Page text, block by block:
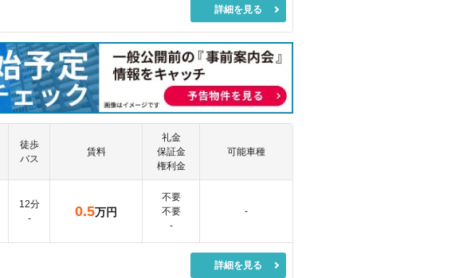
詳細を見る
徒歩
バス
賃料
礼金
保証金
権利金
可能車種
12分
-
0.5万円
不要
不要
-
-
詳細を見る